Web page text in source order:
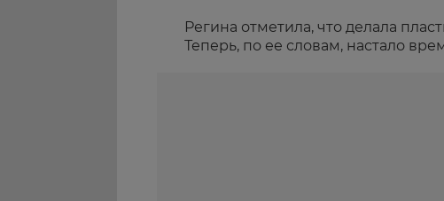
Регина отметила, что делала
Теперь, по ее словам, настало